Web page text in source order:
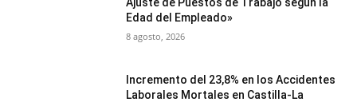
Ajuste de Puestos de Trabajo según la
Edad del Empleado»
8 agosto, 2026
Incremento del 23,8% en los Accidentes
Laborales Mortales en Castilla-La